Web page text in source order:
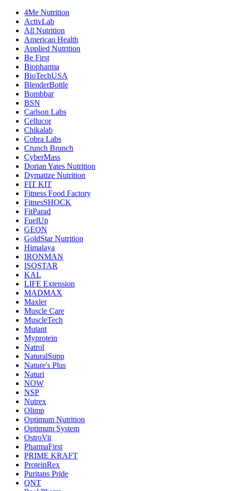
4Me Nutrition
ActivLab
All Nutrition
American Health
Applied Nutrition
Be First
Biopharma
BioTechUSA
BlenderBottle
Bombbar
BSN
Carlson Labs
Cellucor
Chikalab
Cobra Labs
Crunch Brunch
CyberMass
Dorian Yates Nutrition
Dymatize Nutrition
FIT KIT
Fitness Food Factory
FitnesSHOCK
FitParad
FuelUp
GEON
GoldStar Nutrition
Himalaya
IRONMAN
ISOSTAR
KAL
LIFE Extension
MADMAX
Maxler
Muscle Care
MuscleTech
Mutant
Myprotein
Natrol
NaturalSupp
Nature's Plus
Naturi
NOW
NSP
Nutrex
Olimp
Optimum Nutrition
Optimum System
OstroVit
PharmaFirst
PRIME KRAFT
ProteinRex
Puritans Pride
QNT